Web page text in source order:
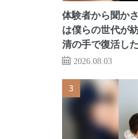
体験者から聞か
は僕らの世代が
清の手で復活し
2026.08.03